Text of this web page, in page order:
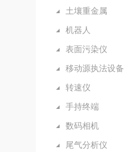
土壤重金属
机器人
表面污染仪
移动源执法设备
转速仪
手持终端
数码相机
尾气分析仪